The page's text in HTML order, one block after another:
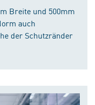
Breite und 500mm
auch
der Schutzränder